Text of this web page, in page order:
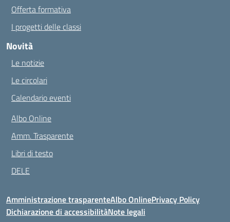
Offerta formativa
I progetti delle classi
Novità
Le notizie
Le circolari
Calendario eventi
Albo Online
Amm. Trasparente
Libri di testo
DELE
Amministrazione trasparenteAlbo OnlinePrivacy Policy
Dichiarazione di accessibilitàNote legali